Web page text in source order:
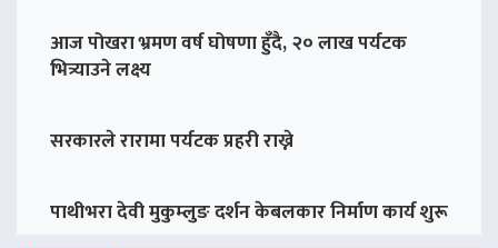
आज पोखरा भ्रमण वर्ष घोषणा हुँदै, २० लाख पर्यटक
भित्र्याउने लक्ष्य
सरकारले रारामा पर्यटक प्रहरी राख्ने
पाथीभरा देवी मुकुम्लुङ दर्शन केबलकार निर्माण कार्य शुरू